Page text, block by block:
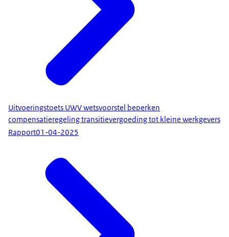
Uitvoeringstoets UWV wetsvoorstel beperken
compensatieregeling transitievergoeding tot kleine werkgevers
Rapport01-04-2025